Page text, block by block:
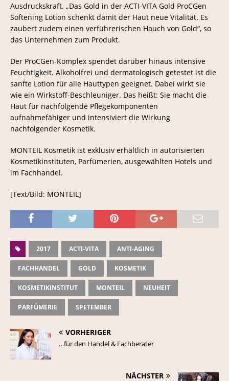
Ausdruckskraft. „Das Gold in der ACTI-VITA Gold ProCGen
Softening Lotion schenkt damit der Haut neue Vitalität. Es
zaubert zudem einen verführerischen Hauch von Gold“, so
das Unternehmen zum Produkt.
Der ProCGen-Komplex spendet darüber hinaus intensive
Feuchtigkeit. Alkoholfrei und dermatologisch getestet ist die
sanfte Lotion für alle Hauttypen geeignet. Dabei wirkt sie
wie ein Wirkstoff-Beschleuniger. Das heißt: Sie macht die
Haut für nachfolgende Pflegekomponenten
aufnahmefähiger und intensiviert die Wirkung
nachfolgender Kosmetik.
MONTEIL Kosmetik ist exklusiv erhältlich in autorisierten
Kosmetikinstituten, Parfümerien, ausgewählten Hotels und
im Fachhandel.
[Text/Bild: MONTEIL]
2017 ACTI-VITA ANTI-AGING
FACHHANDEL GOLD KOSMETIK
KOSMETIKINSTITUT MONTEIL NEUHEIT
PARFÜMERIE SPETEMBER
VORHERIGER
…für den Handel & Fachberater
NÄCHSTER